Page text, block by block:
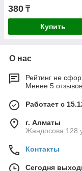
380 ₸
Купить
О нас
Рейтинг не
Менее 5
Работает с
г. Алматы
Жандосова 128
Контакты
Сегодня